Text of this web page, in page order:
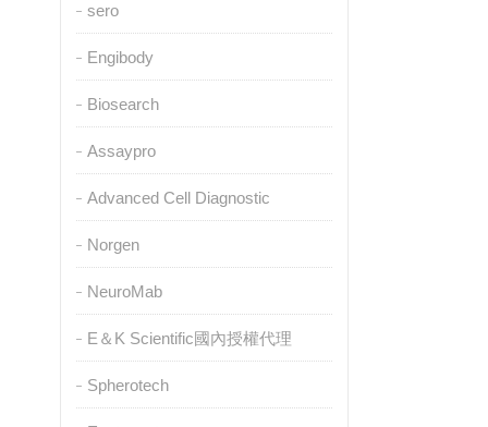
sero
Engibody
Biosearch
Assaypro
Advanced Cell Diagnostic
Norgen
NeuroMab
E＆K Scientific國內授權代理
Spherotech